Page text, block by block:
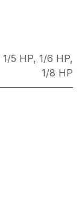
1/5 HP, 1/6 HP,
1/8 HP